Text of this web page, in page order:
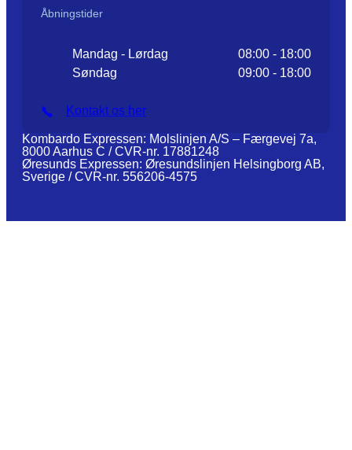
Åbningstider
Mandag - Lørdag
08:00 - 18:00
Søndag
09:00 - 18:00
Kontakt os her
Kombardo Expressen: Molslinjen A/S – Færgevej 7a,
8000 Aarhus C / CVR-nr. 17881248
Øresunds Expressen: Øresundslinjen Helsingborg AB,
Sverige / CVR-nr. 556206-4575